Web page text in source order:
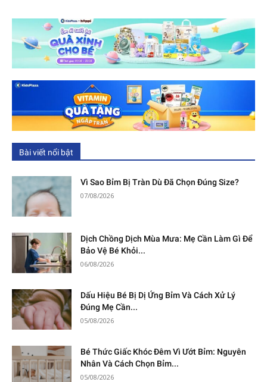
Bài viết nổi bật
Vì Sao Bỉm Bị Tràn Dù Đã Chọn Đúng Size?
07/08/2026
Dịch Chồng Dịch Mùa Mưa: Mẹ Cần Làm Gì Để
Bảo Vệ Bé Khỏi...
06/08/2026
Dấu Hiệu Bé Bị Dị Ứng Bỉm Và Cách Xử Lý
Đúng Mẹ Cần...
05/08/2026
Bé Thức Giấc Khóc Đêm Vì Ướt Bỉm: Nguyên
Nhân Và Cách Chọn Bỉm...
05/08/2026